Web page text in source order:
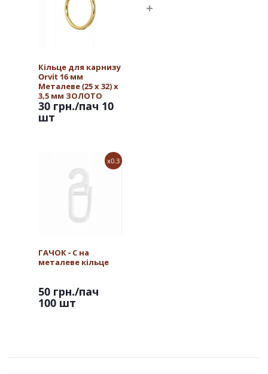
Кільце для карнизу
Orvit 16 мм
Металеве (25 х 32) х
3,5 мм ЗОЛОТО
30 грн./пач 10
шт
x0.3
ГАЧОК - С на
металеве кільце
50 грн./пач
100 шт